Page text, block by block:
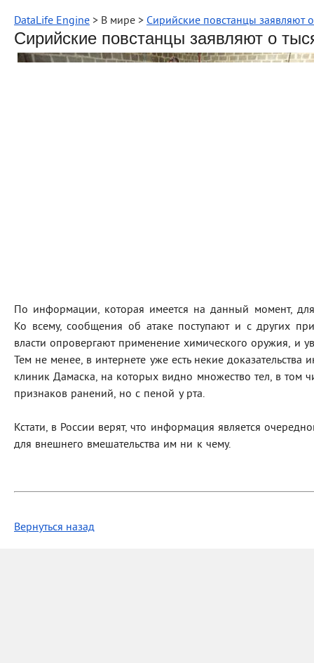
DataLife Engine > В мире > Сирийские повстанцы заявляют
Сирийские повстанцы заявляют о
По информации, которая имеется на данный момент, для
Ко всему, сообщения об атаке поступают и с других
власти опровергают применение химического оружия, и
Тем не менее, в интернете уже есть некие
клиник Дамаска, на которых видно множество тел, в том
признаков ранений, но с пеной у рта.
Кстати, в России верят, что информация является
для внешнего вмешательства им ни к чему.
Вернуться назад